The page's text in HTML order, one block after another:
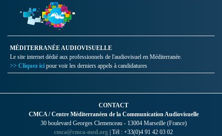
MÉDITERRANÉE AUDIOVISUELLE
Le site internet dédié aux professionnels de l'audiovisuel en Méditerranée.
>> Cliquez ici pour voir les derniers appels à candidatures
CONTACT
CMCA / Centre Méditerranéen de la Communication Audiovisuelle
30 boulevard Georges Clemenceau - 13004 Marseille (France)
cmca@cmca-med.org | Tél : +33(0)4 91 42 03 02